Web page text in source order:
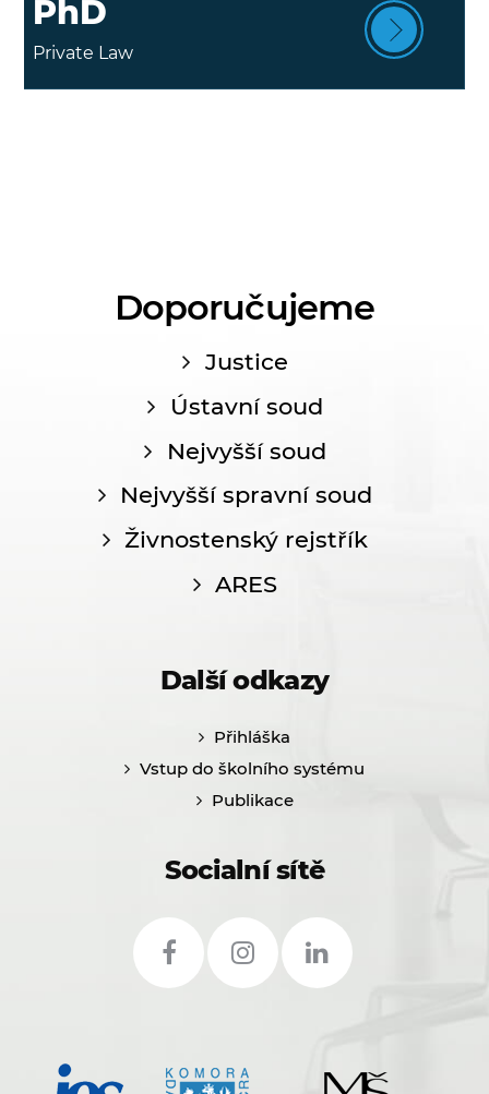
PhD
Private Law
Doporučujeme
Justice
Ústavní soud
Nejvyšší soud
Nejvyšší spravní soud
Živnostenský rejstřík
ARES
Další odkazy
Přihláška
Vstup do školního systému
Publikace
Socialní sítě